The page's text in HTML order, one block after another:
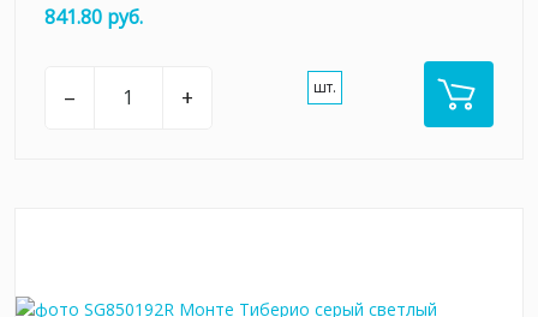
841.80 руб.
– + шт.